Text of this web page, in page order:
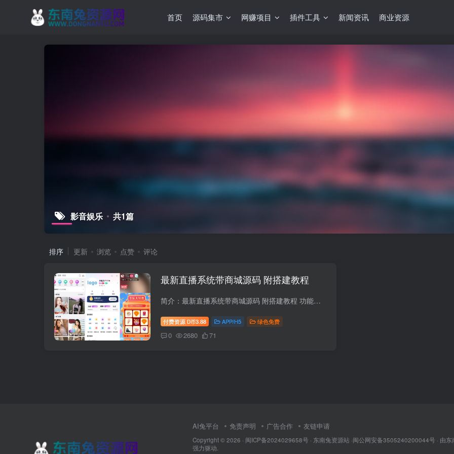
首页 源码集市 网赚项目 插件工具 新闻资讯 商业资源
影音娱乐 共1篇
排序 更新 浏览 点赞 评论
最新直播系统带商城源码 附搭建教程
简介：最新直播系统带商城源码 附搭建教程 功能介绍： 礼物系统：普通礼物、豪华礼物、热门礼物、守护礼物、幸运礼物 提现方式：统一平台提现日期及方式，方便用户执行充值提现操作 连麦送礼PK...
付费资源 D币3.88 APP/H5 绿色免费
0 2680 71
AI兔平台 免责声明 广告合作 友链申请
Copyright © 2026 · 闽ICP备2024029658号 · 东南兔资源站 ·闽公网安备3505240200044号 · 由东
强力驱动.